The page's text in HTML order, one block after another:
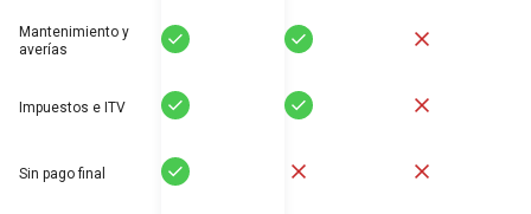
Mantenimiento y
averías
Sí Sí
Impuestos e ITV Sí Sí
Sin pago final Sí